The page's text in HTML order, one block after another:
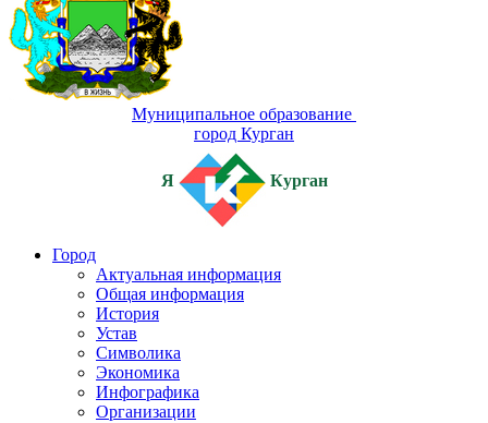
Муниципальное образование
город Курган
Я Курган
Город
Актуальная информация
Общая информация
История
Устав
Символика
Экономика
Инфографика
Организации